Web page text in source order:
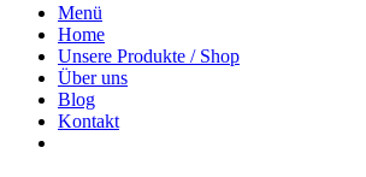
Menü
Home
Unsere Produkte / Shop
Über uns
Blog
Kontakt